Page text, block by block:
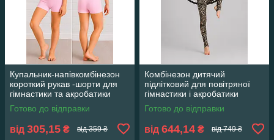
Купальник-напівкомбінезон
короткий рукав -шорти для
гімнастики та акробатики
Готово до відправки
від 305,15 ₴ від 359 ₴
Комбінезон дитячий
підлітковий для повітряної
гімнастики і акробатики
Готово до відправки
від 644,14 ₴ від 749 ₴